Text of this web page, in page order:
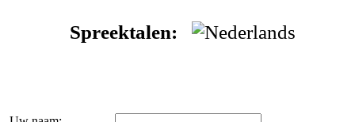
Spreektalen: